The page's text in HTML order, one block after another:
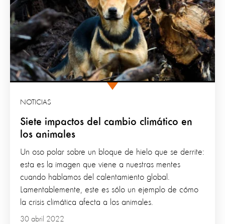
Siete impactos del cambio climático en
los animales
NOTICIAS
Un oso polar sobre un bloque de hielo que se derrite:
esta es la imagen que viene a nuestras mentes
cuando hablamos del calentamiento global.
Lamentablemente, este es sólo un ejemplo de cómo
la crisis climática afecta a los animales.
30 abril 2022